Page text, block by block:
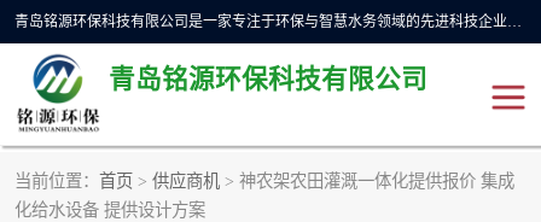
青岛铭源环保科技有限公司是一家专注于环保与智慧水务领域的先进科技企业，公司专注于云智能一体化预制泵站、水务循环利用、海绵城市、云智慧水务开发及新型环保技术研发等领域。铭源环保以为客户提供优质产品、专业技术服务为己任。为客户提供量身定制方案，提供多种配置方案满足实际使用要求。严控供货周期，并提供高标准后期维护。以环保为己任，视质量如生命，以技术做先导，靠诚信赢客户。
青岛铭源环保科技有限公司
当前位置： 首页 > 供应商机 > 神农架农田灌溉一体化提供报价 集成
化给水设备 提供设计方案
一体化HMPP泵站